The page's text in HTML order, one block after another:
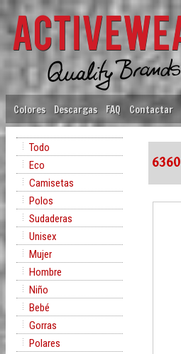
Colores Descargas FAQ Contactar
Todo
Eco
Camisetas
Polos
Sudaderas
Unisex
Mujer
Hombre
Niño
Bebé
Gorras
Polares
6360